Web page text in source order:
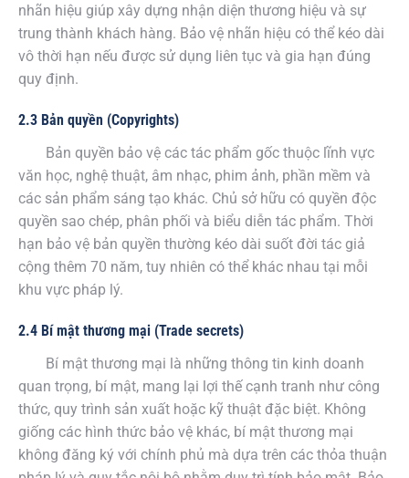
nhãn hiệu giúp xây dựng nhận diện thương hiệu và sự
trung thành khách hàng. Bảo vệ nhãn hiệu có thể kéo dài
vô thời hạn nếu được sử dụng liên tục và gia hạn đúng
quy định.
2.3 Bản quyền (Copyrights)
Bản quyền bảo vệ các tác phẩm gốc thuộc lĩnh vực
văn học, nghệ thuật, âm nhạc, phim ảnh, phần mềm và
các sản phẩm sáng tạo khác. Chủ sở hữu có quyền độc
quyền sao chép, phân phối và biểu diễn tác phẩm. Thời
hạn bảo vệ bản quyền thường kéo dài suốt đời tác giả
cộng thêm 70 năm, tuy nhiên có thể khác nhau tại mỗi
khu vực pháp lý.
2.4 Bí mật thương mại (Trade secrets)
Bí mật thương mại là những thông tin kinh doanh
quan trọng, bí mật, mang lại lợi thế cạnh tranh như công
thức, quy trình sản xuất hoặc kỹ thuật đặc biệt. Không
giống các hình thức bảo vệ khác, bí mật thương mại
không đăng ký với chính phủ mà dựa trên các thỏa thuận